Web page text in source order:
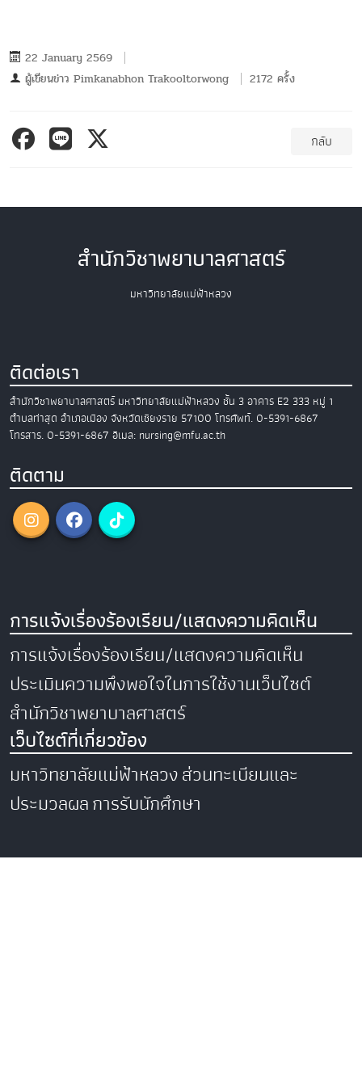
22 January 2569
ผู้เขียนข่าว Pimkanabhon Trakooltorwong 2172 ครั้ง
กลับ
สำนักวิชาพยาบาลศาสตร์
มหาวิทยาลัยแม่ฟ้าหลวง
ติดต่อเรา
สำนักวิชาพยาบาลศาสตร์ มหาวิทยาลัยแม่ฟ้าหลวง ชั้น 3 อาคาร E2 333 หมู่ 1
ตำบลท่าสุด อำเภอเมือง จังหวัดเชียงราย 57100 โทรศัพท์. 0-5391-6867
โทรสาร. 0-5391-6867 อีเมล: nursing@mfu.ac.th
ติดตาม
การแจ้งเรื่องร้องเรียน/แสดงความคิดเห็น
การแจ้งเรื่องร้องเรียน/แสดงความคิดเห็น
ประเมินความพึงพอใจในการใช้งานเว็บไซต์
สำนักวิชาพยาบาลศาสตร์
เว็บไซต์ที่เกี่ยวข้อง
มหาวิทยาลัยแม่ฟ้าหลวงส่วนทะเบียนและ
ประมวลผลการรับนักศึกษา